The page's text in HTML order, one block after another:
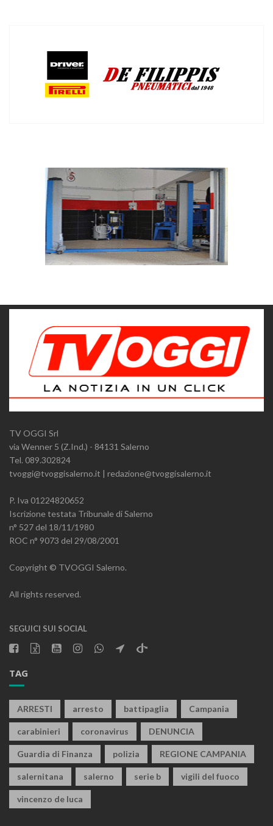
TV OGGI Srl
via Wenner 5 (Z.Ind.) - 84131 Salerno
Tel. 089.302824
tvoggi@tvoggisalerno.it | redazione@tvoggisalerno.it
P. Iva 01224820652
Iscrizione testata Tribunale di Salerno
n° 527 del 18/11/1980
ROC n° 9073 del 29/08/2001
Copyright © TVOGGI Salerno.
All rights reserved.
SEGUICI SUI SOCIAL
TAG
ARRESTI arresto battipaglia Campania
carabinieri coronavirus DENUNCIA
Guardia di Finanza polizia REGIONE CAMPANIA
salernitana salerno serie b vigili del fuoco
vincenzo de luca